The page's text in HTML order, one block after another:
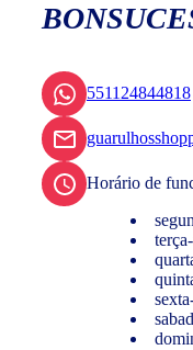
551124844818
Horário de